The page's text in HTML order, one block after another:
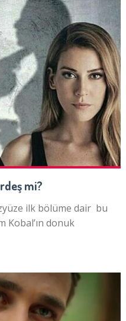
mi?
ilk bölüme dair bu
Kobal’ın donuk